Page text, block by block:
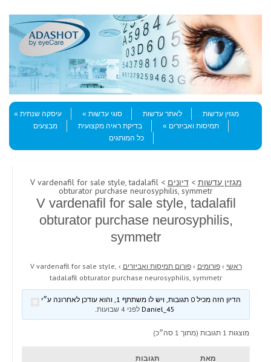
Menu
Skip to content
מגזין עדשות
לאתר עדשות סוגי עדשות
עיסקה שנתית
תמיסות ואביזרים
בדיקת ראיה מקצועית
מבצעים
כל המותגים
מגזין עדשות >דיונים > V vardenafil for sale style, tadalafil
obturator purchase neurosyphilis, symmetr
V vardenafil for sale style, tadalafil
obturator purchase neurosyphilis,
symmetr
ראשי › פורומים › פורום תמיסות ואביזרים ›
V vardenafil for sale style,
tadalafil obturator purchase neurosyphilis, symmetr
הדיון הזה מכיל 0 תגובות, ויש לו משתתף 1, והוא עודכן לאחרונה ע״י
לפני 4 שבועות .
מוצגות 1 תגובות (מתוך 1 סה״כ)
מאת תגובות